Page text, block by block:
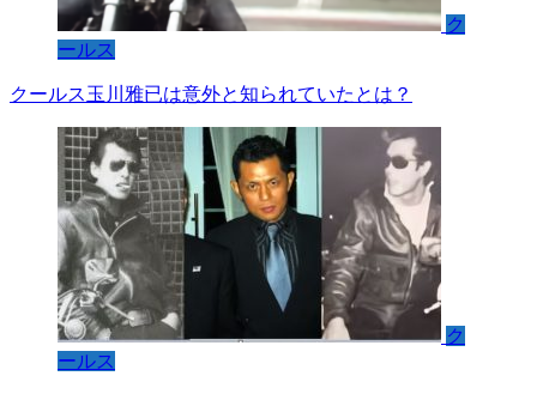
ク
ールス
クールス玉川雅已は意外と知られていたとは？
ク
ールス